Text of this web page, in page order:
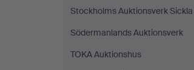
Stockholms Auktionsverk Sickla
Södermanlands Auktionsverk
TOKA Auktionshus